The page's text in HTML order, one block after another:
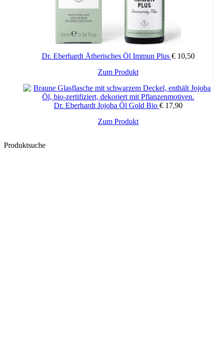
Dr. Eberhardt Ätherisches Öl Immun Plus €10,50
Zum Produkt
Dr. Eberhardt Jojoba Öl Gold Bio € 17,90
Zum Produkt
Produktsuche